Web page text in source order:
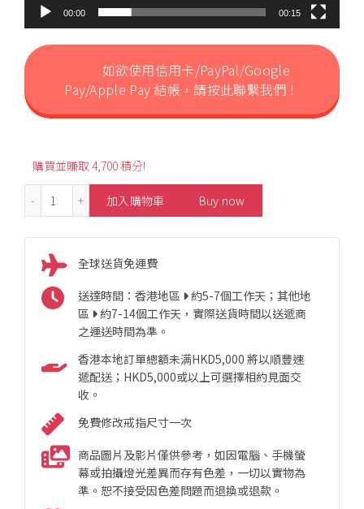
00:00 00:15
如欲使用信用卡/PayPal/Google
Pay/Apple Pay 結帳，請按此聯繫我們！
購買並賺取 4,700 積分!
0.50ct Bubble Style Diamond Necklace 數量
加入購物車 Buy now
全球送貨免運費
送達時間：香港地區
約5-7個工作天；其他地
區
約7-14個工作天，實際送貨時間以送遞商
之運送時間為準。
香港本地訂單總額未满HKD5,000 將以順豐速
遞配送；HKD5,000或以上可選擇相約見面交
收。
免費修改戒指尺寸一次
商品圖片及影片僅供參考，如因電腦、手機螢
幕或拍攝燈光差異而存有色差，一切以實物為
準。恕不接受因色差問題而退換或退款。